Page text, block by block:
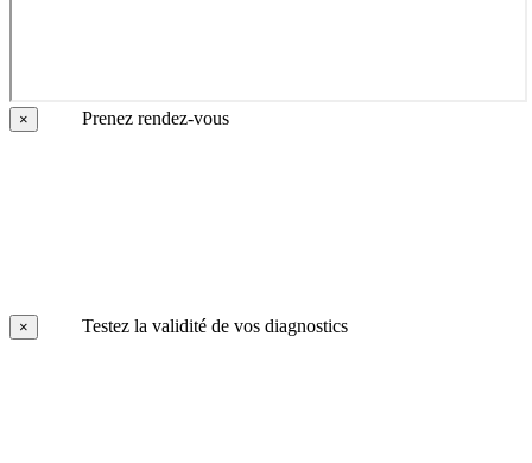
× Prenez rendez-vous
× Testez la validité de vos diagnostics